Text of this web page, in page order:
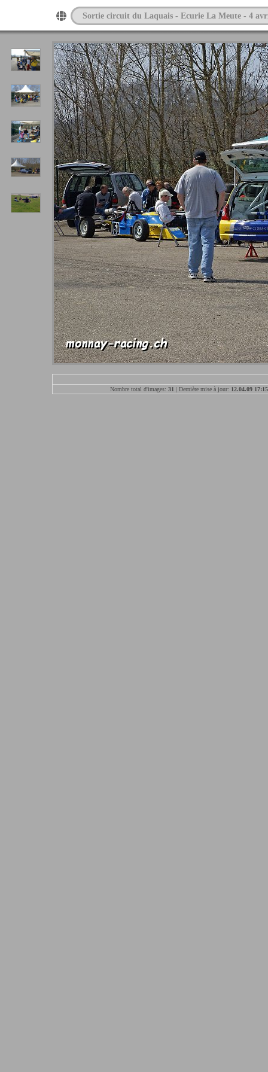
Sortie circuit du Laquais - Ecurie La Meute - 4
Nombre total d'images: 31 | Dernière mise à jour: 12.04.09 17:15